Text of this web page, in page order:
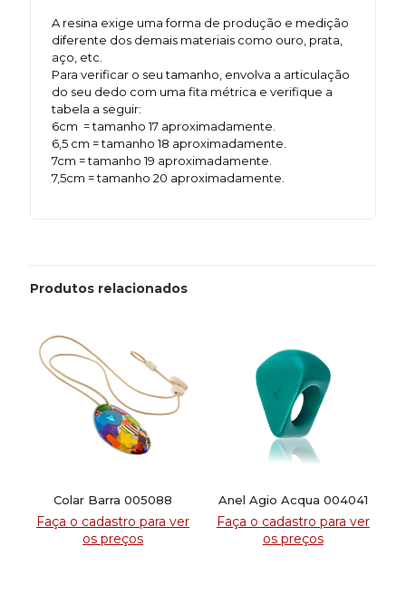
A resina exige uma forma de produção e medição
diferente dos demais materiais como ouro, prata,
aço, etc.
Para verificar o seu tamanho, envolva a articulação
do seu dedo com uma fita métrica e verifique a
tabela a seguir:
6cm = tamanho 17 aproximadamente.
6,5 cm = tamanho 18 aproximadamente.
7cm = tamanho 19 aproximadamente.
7,5cm = tamanho 20 aproximadamente.
Produtos relacionados
Colar Barra 005088
Faça o cadastro para ver
os preços
Anel Agio Acqua 004041
Faça o cadastro para ver
os preços